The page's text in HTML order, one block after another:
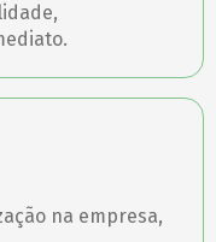
na empresa,